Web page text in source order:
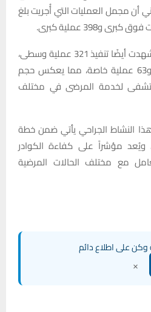
أن مجمل العمليات التي أُجريت بلغ
وأضاف أن صالات العمليات شهدت أيضًا تنفيذ 321 عملية وسطى،
إلى جانب 75 عملية صغرى و63 عملية خاصة، مما يعكس حجم
لخدمة المرضى في مختلف
النشاط الجراحي يأتي ضمن خطة
مؤشراً على كفاءة الكوادر
مع مختلف الحالات المرضية
وكن على اطلاع دائم
×